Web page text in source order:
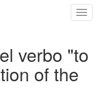
verbo "to
of the